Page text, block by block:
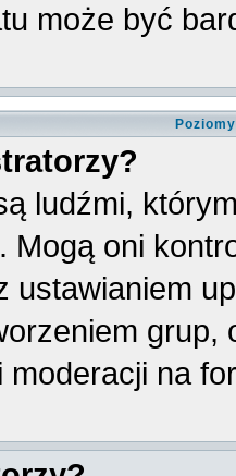
może być
ludźmi,
Mogą oni
ustawianiem
moderacji na